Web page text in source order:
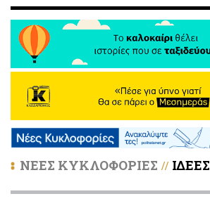
ΝΕΕΣ ΚΥΚΛΟΦΟΡΙΕΣ // ΙΔΕΕΣ